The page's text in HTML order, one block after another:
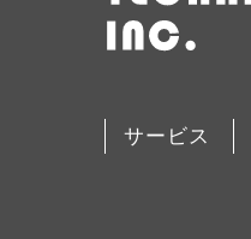
サービス